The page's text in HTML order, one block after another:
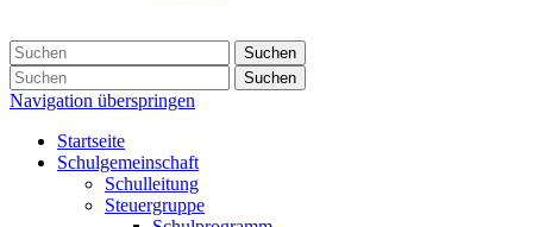
Suchen
Suchen
Navigation überspringen
Startseite
Schulgemeinschaft
Schulleitung
Steuergruppe